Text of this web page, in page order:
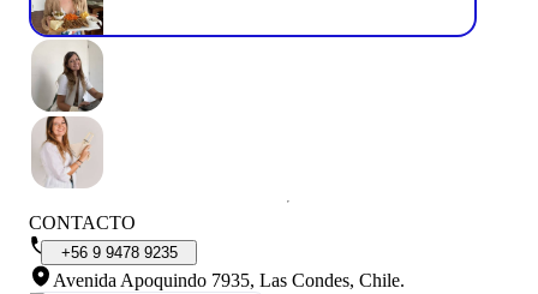
CONTACTO
+56 9 9478 9235
Avenida Apoquindo 7935, Las Condes, Chile.